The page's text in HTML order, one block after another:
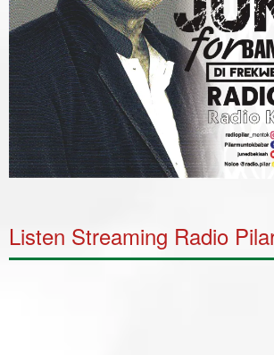
Listen Streaming Radio